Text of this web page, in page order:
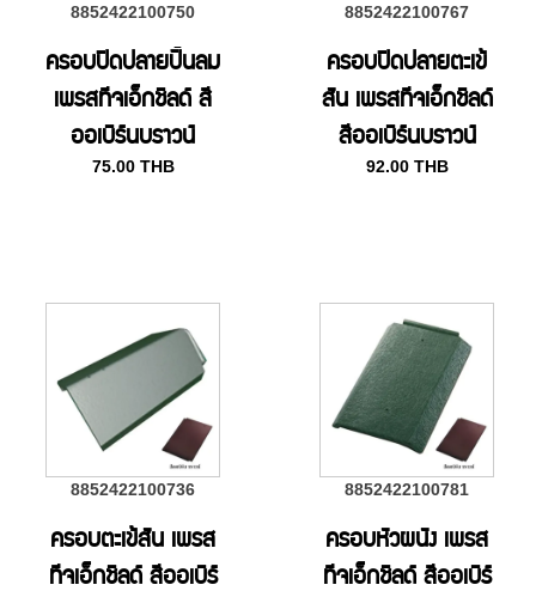
8852422100750
ครอบปิดปลายปั้นลม
เพรสทีจเอ็กชิลด์ สี
ออเบิร์นบราวน์
75.00 THB
8852422100767
ครอบปิดปลายตะเข้
สัน เพรสทีจเอ็กชิลด์
สีออเบิร์นบราวน์
92.00 THB
8852422100736
ครอบตะเข้สัน เพรส
ทีจเอ็กชิลด์ สีออเบิร์
8852422100781
ครอบหัวผนัง เพรส
ทีจเอ็กชิลด์ สีออเบิร์